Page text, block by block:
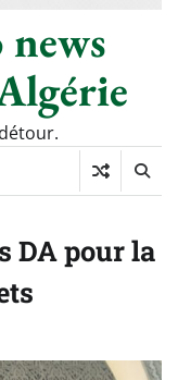
DA pour la